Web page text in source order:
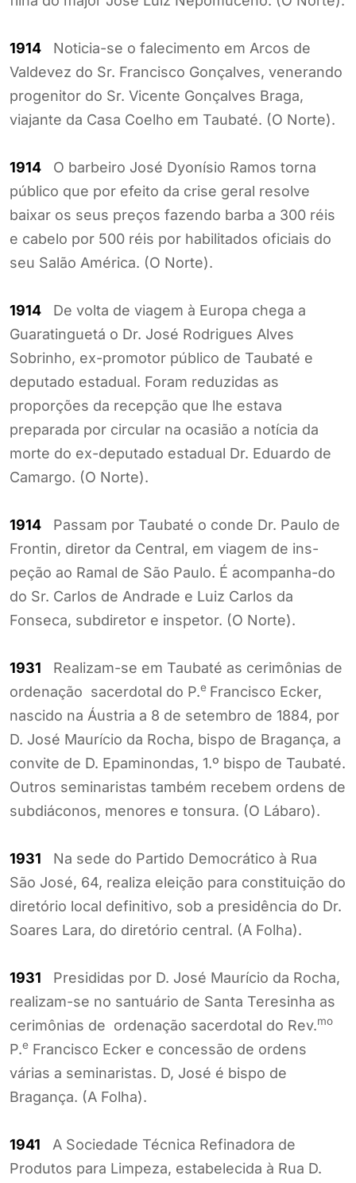
1914 Noticia-se o falecimento em Arcos de
Valdevez do Sr. Francisco Gonçalves, venerando
progenitor do Sr. Vicente Gonçalves Braga,
viajante da Casa Coelho em Taubaté. (O Norte).
1914 O barbeiro José Dyonísio Ramos torna
público que por efeito da crise geral resolve
baixar os seus preços fazendo barba a 300 réis
e cabelo por 500 réis por habilitados oficiais do
seu Salão América. (O Norte).
1914 De volta de viagem à Europa chega a
Guaratinguetá o Dr. José Rodrigues Alves
Sobrinho, ex-promotor público de Taubaté e
deputado estadual. Foram reduzidas as
proporções da recepção que lhe estava
preparada por circular na ocasião a notícia da
morte do ex-deputado estadual Dr. Eduardo de
Camargo. (O Norte).
1914 Passam por Taubaté o conde Dr. Paulo de
Frontin, diretor da Central, em viagem de ins-
peção ao Ramal de São Paulo. É acompanha-do
do Sr. Carlos de Andrade e Luiz Carlos da
Fonseca, subdiretor e inspetor. (O Norte).
1931 Realizam-se em Taubaté as cerimônias de
ordenação sacerdotal do P.e Francisco Ecker,
nascido na Áustria a 8 de setembro de 1884, por
D. José Maurício da Rocha, bispo de Bragança, a
convite de D. Epaminondas, 1.º bispo de Taubaté.
Outros seminaristas também recebem ordens de
subdiáconos, menores e tonsura. (O Lábaro).
1931 Na sede do Partido Democrático à Rua
São José, 64, realiza eleição para constituição do
diretório local definitivo, sob a presidência do Dr.
Soares Lara, do diretório central. (A Folha).
1931 Presididas por D. José Maurício da Rocha,
realizam-se no santuário de Santa Teresinha as
cerimônias de ordenação sacerdotal do Rev.mo
P.e Francisco Ecker e concessão de ordens
várias a seminaristas. D, José é bispo de
Bragança. (A Folha).
1941 A Sociedade Técnica Refinadora de
Produtos para Limpeza, estabelecida à Rua D.